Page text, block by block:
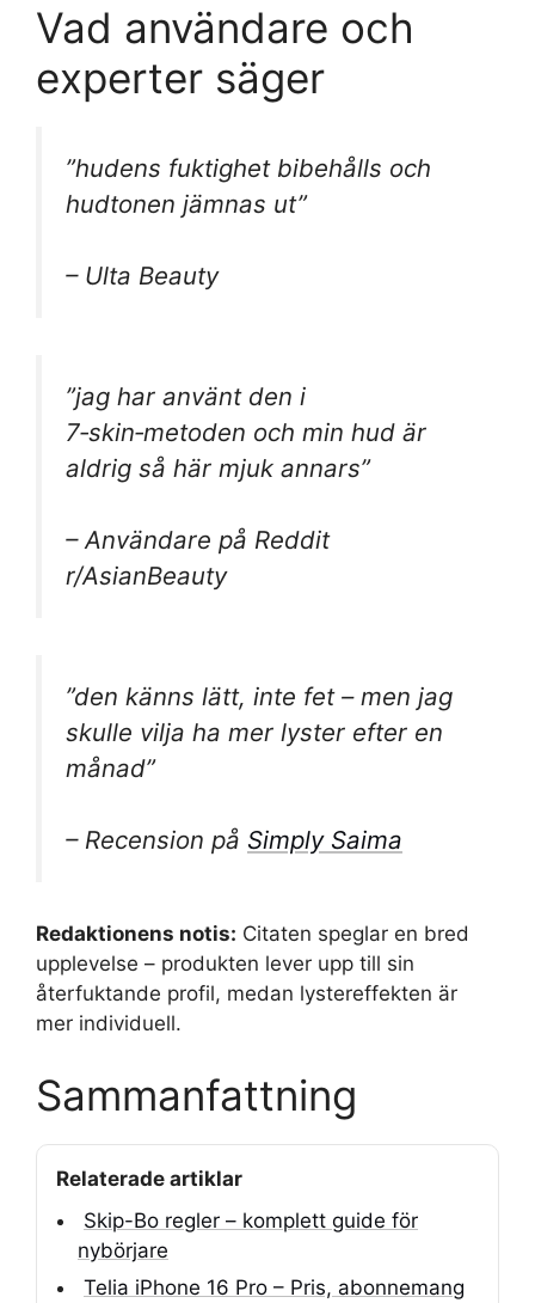
Vad användare och
experter säger
”hudens fuktighet bibehålls och
hudtonen jämnas ut”
– Ulta Beauty
”jag har använt den i
7‑skin‑metoden och min hud är
aldrig så här mjuk annars”
– Användare på Reddit
r/AsianBeauty
”den känns lätt, inte fet – men jag
skulle vilja ha mer lyster efter en
månad”
– Recension på Simply Saima
Redaktionens notis: Citaten speglar en bred
upplevelse – produkten lever upp till sin
återfuktande profil, medan lystereffekten är
mer individuell.
Sammanfattning
Relaterade artiklar
Skip-Bo regler – komplett guide för
nybörjare
Telia iPhone 16 Pro – Pris, abonnemang